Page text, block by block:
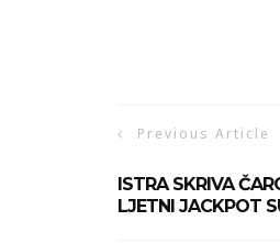
Previous Article
ISTRA SKRIVA
LJETNI JACKPOT